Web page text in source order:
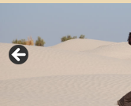
contenu